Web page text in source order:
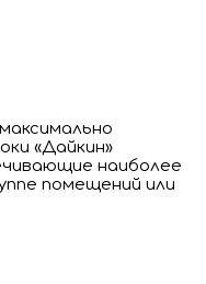
«Дайкин»
наиболее
помещений или